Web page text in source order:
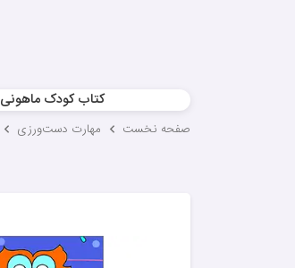
کتاب کودک ماهونی
صفحه نخست مهارت‌ دست‌ورزی